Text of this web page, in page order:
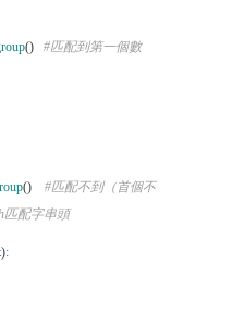
()
#匹配到第一個數
()
#匹配不到（首個不
匹配字串頭
):